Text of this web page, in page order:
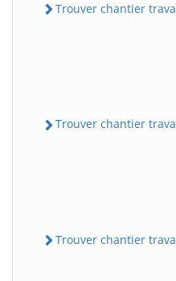
Trouver chantier
Trouver chantier
Trouver chantier